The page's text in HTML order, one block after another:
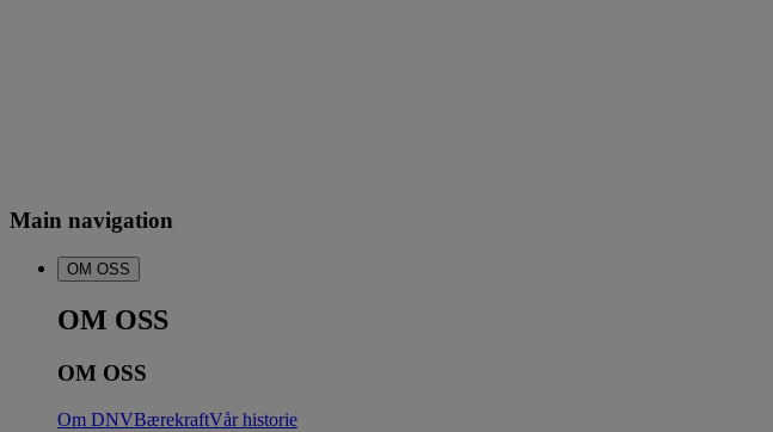
Main navigation
OM OSS
OM OSS
OM OSS
Om DNVBærekraftVår historie